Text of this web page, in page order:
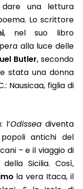
una lettura
Lo scrittore
, nel suo libro
alla luce delle
Butler, secondo
stata una donna
Nausicaa, figlia di
l’Odisseadiventa
antichi del
– e il viaggio di
Sicilia. Così,
la vera Itaca, il